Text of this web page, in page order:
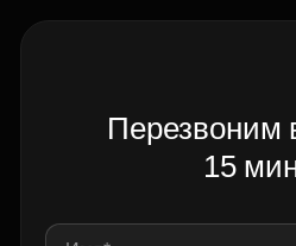
Перезвоним
15